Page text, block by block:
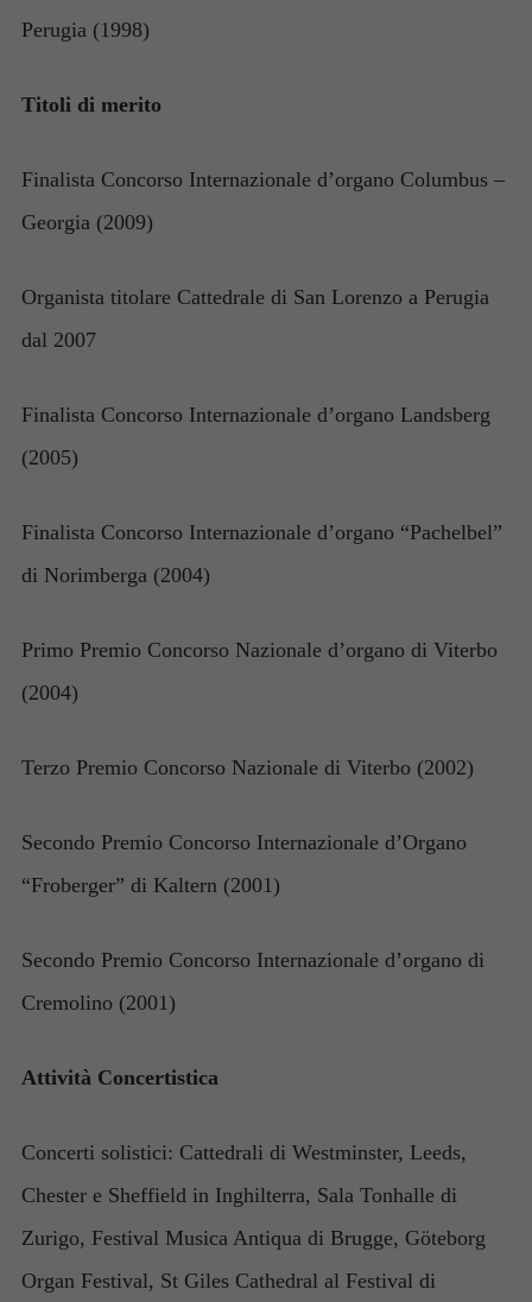
Perugia (1998)
Titoli di merito
Finalista Concorso Internazionale d’organo Columbus –
Georgia (2009)
Organista titolare Cattedrale di San Lorenzo a Perugia
dal 2007
Finalista Concorso Internazionale d’organo Landsberg
(2005)
Finalista Concorso Internazionale d’organo “Pachelbel”
di Norimberga (2004)
Primo Premio Concorso Nazionale d’organo di Viterbo
(2004)
Terzo Premio Concorso Nazionale di Viterbo (2002)
Secondo Premio Concorso Internazionale d’Organo
“Froberger” di Kaltern (2001)
Secondo Premio Concorso Internazionale d’organo di
Cremolino (2001)
Attività Concertistica
Concerti solistici: Cattedrali di Westminster, Leeds,
Chester e Sheffield in Inghilterra, Sala Tonhalle di
Zurigo, Festival Musica Antiqua di Brugge, Göteborg
Organ Festival, St Giles Cathedral al Festival di